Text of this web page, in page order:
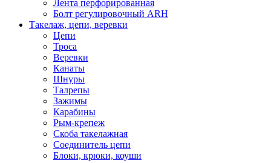
Лента перфорированная
Болт регулировочный ARH
Такелаж, цепи, веревки
Цепи
Троса
Веревки
Канаты
Шнуры
Талрепы
Зажимы
Карабины
Рым-крепеж
Скоба такелажная
Соединитель цепи
Блоки, крюки, коуши